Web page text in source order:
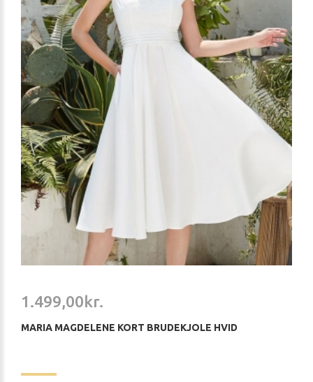
1.499,00kr.
MARIA MAGDELENE KORT BRUDEKJOLE HVID